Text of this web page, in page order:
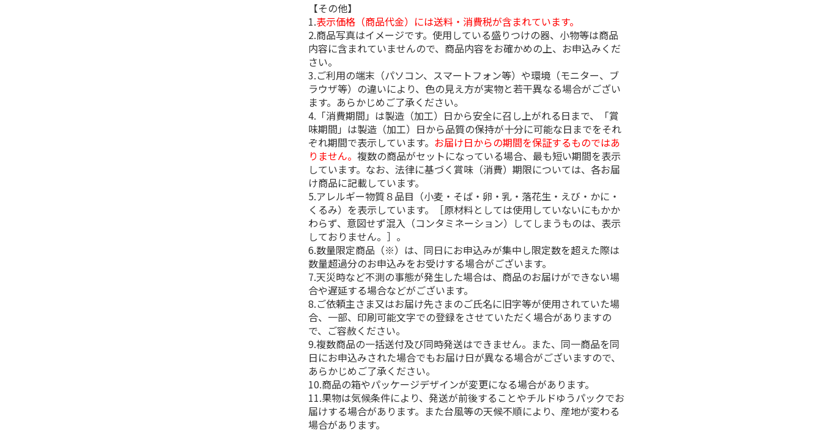
【その他】
1.表示価格（商品代金）には送料・消費税が含まれています。
2.商品写真はイメージです。使用している盛りつけの器、小物等は商品
内容に含まれていませんので、商品内容をお確かめの上、お申込みくだ
さい。
3.ご利用の端末（パソコン、スマートフォン等）や環境（モニター、ブ
ラウザ等）の違いにより、色の見え方が実物と若干異なる場合がござい
ます。あらかじめご了承ください。
4.「消費期間」は製造（加工）日から安全に召し上がれる日まで、「賞
味期間」は製造（加工）日から品質の保持が十分に可能な日までをそれ
ぞれ期間で表示しています。 お届け日からの期間を保証するものではあ
りません。複数の商品がセットになっている場合、最も短い期間を表示
しています。なお、法律に基づく賞味（消費）期限については、各お届
け商品に記載しています。
5.アレルギー物質８品目（小麦・そば・卵・乳・落花生・えび・かに・
くるみ）を表示しています。［原材料としては使用していないにもかか
わらず、意図せず混入（コンタミネーション）してしまうものは、表示
しておりません。］。
6.数量限定商品（※）は、同日にお申込みが集中し限定数を超えた際は
数量超過分のお申込みをお受けする場合がございます。
7.天災時など不測の事態が発生した場合は、商品のお届けができない場
合や遅延する場合などがございます。
8.ご依頼主さま又はお届け先さまのご氏名に旧字等が使用されていた場
合、一部、印刷可能文字での登録をさせていただく場合がありますの
で、ご容赦ください。
9.複数商品の一括送付及び同時発送はできません。また、同一商品を同
日にお申込みされた場合でもお届け日が異なる場合がございますので、
あらかじめご了承ください。
10.商品の箱やパッケージデザインが変更になる場合があります。
11.果物は気候条件により、発送が前後することやチルドゆうパックでお
届けする場合があります。また台風等の天候不順により、産地が変わる
場合があります。